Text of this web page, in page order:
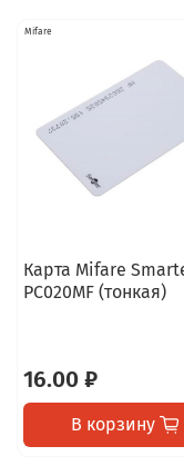
Mifare
Карта Mifare
PC020MF (тонкая)
16.00 ₽
В корзину